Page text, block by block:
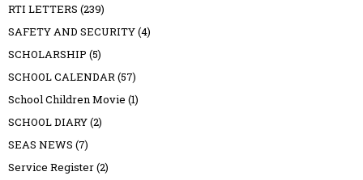
RTI LETTERS (239)
SAFETY AND SECURITY(4)
SCHOLARSHIP (5)
SCHOOL CALENDAR(57)
School Children Movie (1)
SCHOOL DIARY(2)
SEAS NEWS (7)
Service Register(2)